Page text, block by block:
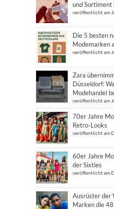
und Sortiment
veröffentlicht am
Die 5 besten
Modemarken
veröffentlicht am
Zara
Düsseldorf:
Modehandel
veröffentlicht am
70er Jahre
Retro-Looks
veröffentlicht am
60er Jahre
der Sixties
veröffentlicht am
Ausrüster der
Marken die